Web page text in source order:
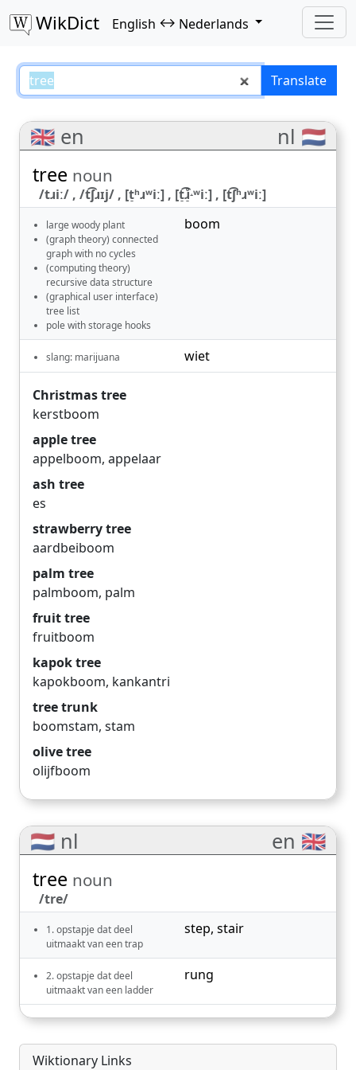
WikDict English ↔ Nederlands
tree – English–NederlandsTranslate
🇬🇧 en nl 🇳🇱
tree noun
/tɹiː/ , /t͡ʃɹɪj/ , [t̠ʰɹʷiː] , [t̠͡ɹ̠̊˔ʷiː] , [t͡ʃʰɹʷiː]
large woody plant
(graph theory) connected
graph with no cycles
(computing theory)
recursive data structure
(graphical user interface)
tree list
pole with storage hooks
boom
slang: marijuana wiet
Christmas tree
kerstboom
apple tree
appelboom, appelaar
ash tree
es
strawberry tree
aardbeiboom
palm tree
palmboom, palm
fruit tree
fruitboom
kapok tree
kapokboom, kankantri
tree trunk
boomstam, stam
olive tree
olijfboom
🇳🇱 nl en 🇬🇧
tree noun
/tre/
1. opstapje dat deel
uitmaakt van een trap
step, stair
2. opstapje dat deel
uitmaakt van een ladder
rung
Wiktionary Links